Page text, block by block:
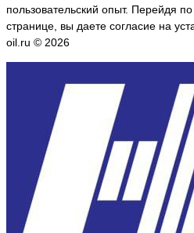
пользовательский опыт. Перейдя
странице, вы даете согласие на
oil.ru © 2026